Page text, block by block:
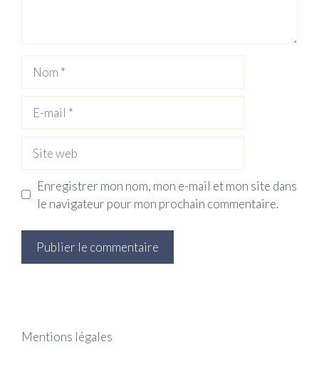
mail
web
Enregistrer mon nom, mon e-mail et mon site dans
le navigateur pour mon prochain commentaire.
Mentions légales